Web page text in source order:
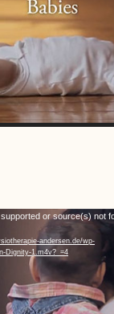
or source(s) not
andersen.de/wp-
Dignity-1.m4v?_=4